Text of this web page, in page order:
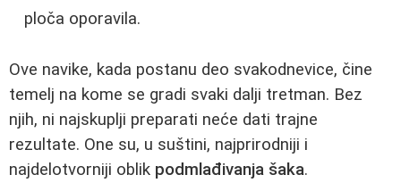
ploča oporavila.
Ove navike, kada postanu deo svakodnevice, čine
temelj na kome se gradi svaki dalji tretman. Bez
njih, ni najskuplji preparati neće dati trajne
rezultate. One su, u suštini, najprirodniji i
najdelotvorniji oblik podmlađivanja šaka.